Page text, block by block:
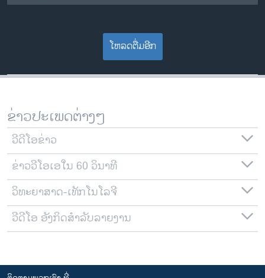
ໂຫລດຕື່ມອີກ
ຂ່າວປະເພດຕ່າງໆ
ວີດີໂອຂ່າວ
ຂ່າວວີໂອເອໃນ 60 ວິນາທີ
ວິທະຍາສາດ-ເທັກໂນໂລຈີ
ວີດີໂອ ອັງກິດສຳລັບລາຍງານ